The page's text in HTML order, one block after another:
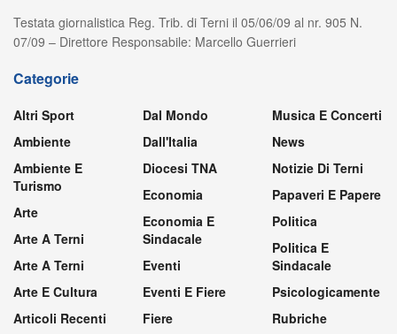
Testata giornalistica Reg. Trib. di Terni il 05/06/09 al nr. 905 N.
07/09 – Direttore Responsabile: Marcello Guerrieri
Categorie
Altri Sport
Ambiente
Ambiente E
Turismo
Arte
Arte A Terni
Arte A Terni
Arte E Cultura
Articoli Recenti
Dal Mondo
Dall'Italia
Diocesi TNA
Economia
Economia E
Sindacale
Eventi
Eventi E Fiere
Fiere
Musica E Concerti
News
Notizie Di Terni
Papaveri E Papere
Politica
Politica E
Sindacale
Psicologicamente
Rubriche